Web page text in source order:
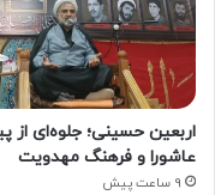
اربعین حسینی؛ جلوه‌ای از
عاشورا و فرهنگ مهدویت
9 ساعت پیش